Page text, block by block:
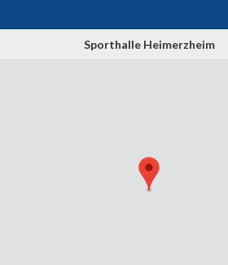
Sporthalle Heimerzheim